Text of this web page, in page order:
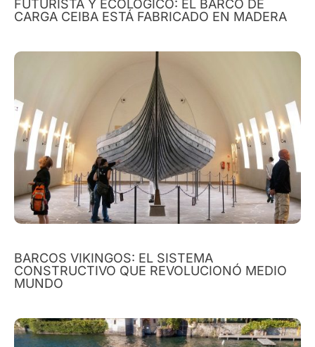
FUTURISTA Y ECOLÓGICO: EL BARCO DE
CARGA CEIBA ESTÁ FABRICADO EN MADERA
BARCOS VIKINGOS: EL SISTEMA
CONSTRUCTIVO QUE REVOLUCIONÓ MEDIO
MUNDO